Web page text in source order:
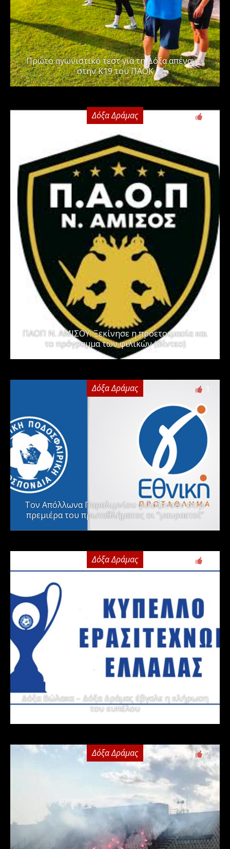
Πρώτο αγωνιστικό τεστ για τη Δόξα απέναντι
στην Κ19 του ΠΑΟΚ
Δόξα Δράμας
ΠΑΟΠ Ν. ΑΜΙΣΟΥ: Ξεκίνησε η προετοιμασία και
το πρόγραμμα των φιλικών (Βίντεο)
Δόξα Δράμας
Τον Απόλλωνα Παραλιμνίου φιλοξενούν στην
πρεμιέρα του πρωταθλήματος οι “μαυραετοί”
Δόξα Δράμας
Δόξα Βώλακα – Δόξα Δράμας έβγαλε η κλήρωση
του κυπέλου
Δόξα Δράμας 2